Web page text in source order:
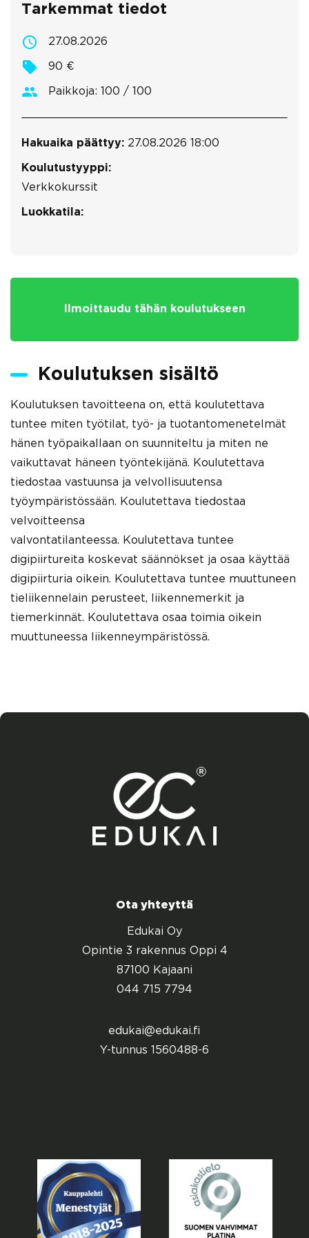
Tarkemmat tiedot
27.08.2026
90 €
Paikkoja: 100 / 100
Hakuaika päättyy: 27.08.2026 18:00
Koulutustyyppi:
Verkkokurssit
Luokkatila:
Ilmoittaudu tähän koulutukseen
Koulutuksen sisältö
Koulutuksen tavoitteena on, että koulutettava
tuntee miten työtilat, työ- ja tuotantomenetelmät
hänen työpaikallaan on suunniteltu ja miten ne
vaikuttavat häneen työntekijänä. Koulutettava
tiedostaa vastuunsa ja velvollisuutensa
työympäristössään. Koulutettava tiedostaa
velvoitteensa
valvontatilanteessa. Koulutettava tuntee
digipiirtureita koskevat säännökset ja osaa käyttää
digipiirturia oikein. Koulutettava tuntee muuttuneen
tieliikennelain perusteet, liikennemerkit ja
tiemerkinnät. Koulutettava osaa toimia oikein
muuttuneessa liikenneympäristössä.
Ota yhteyttä
Edukai Oy
Opintie 3 rakennus Oppi 4
87100 Kajaani
044 715 7794
edukai@edukai.fi
Y-tunnus 1560488-6